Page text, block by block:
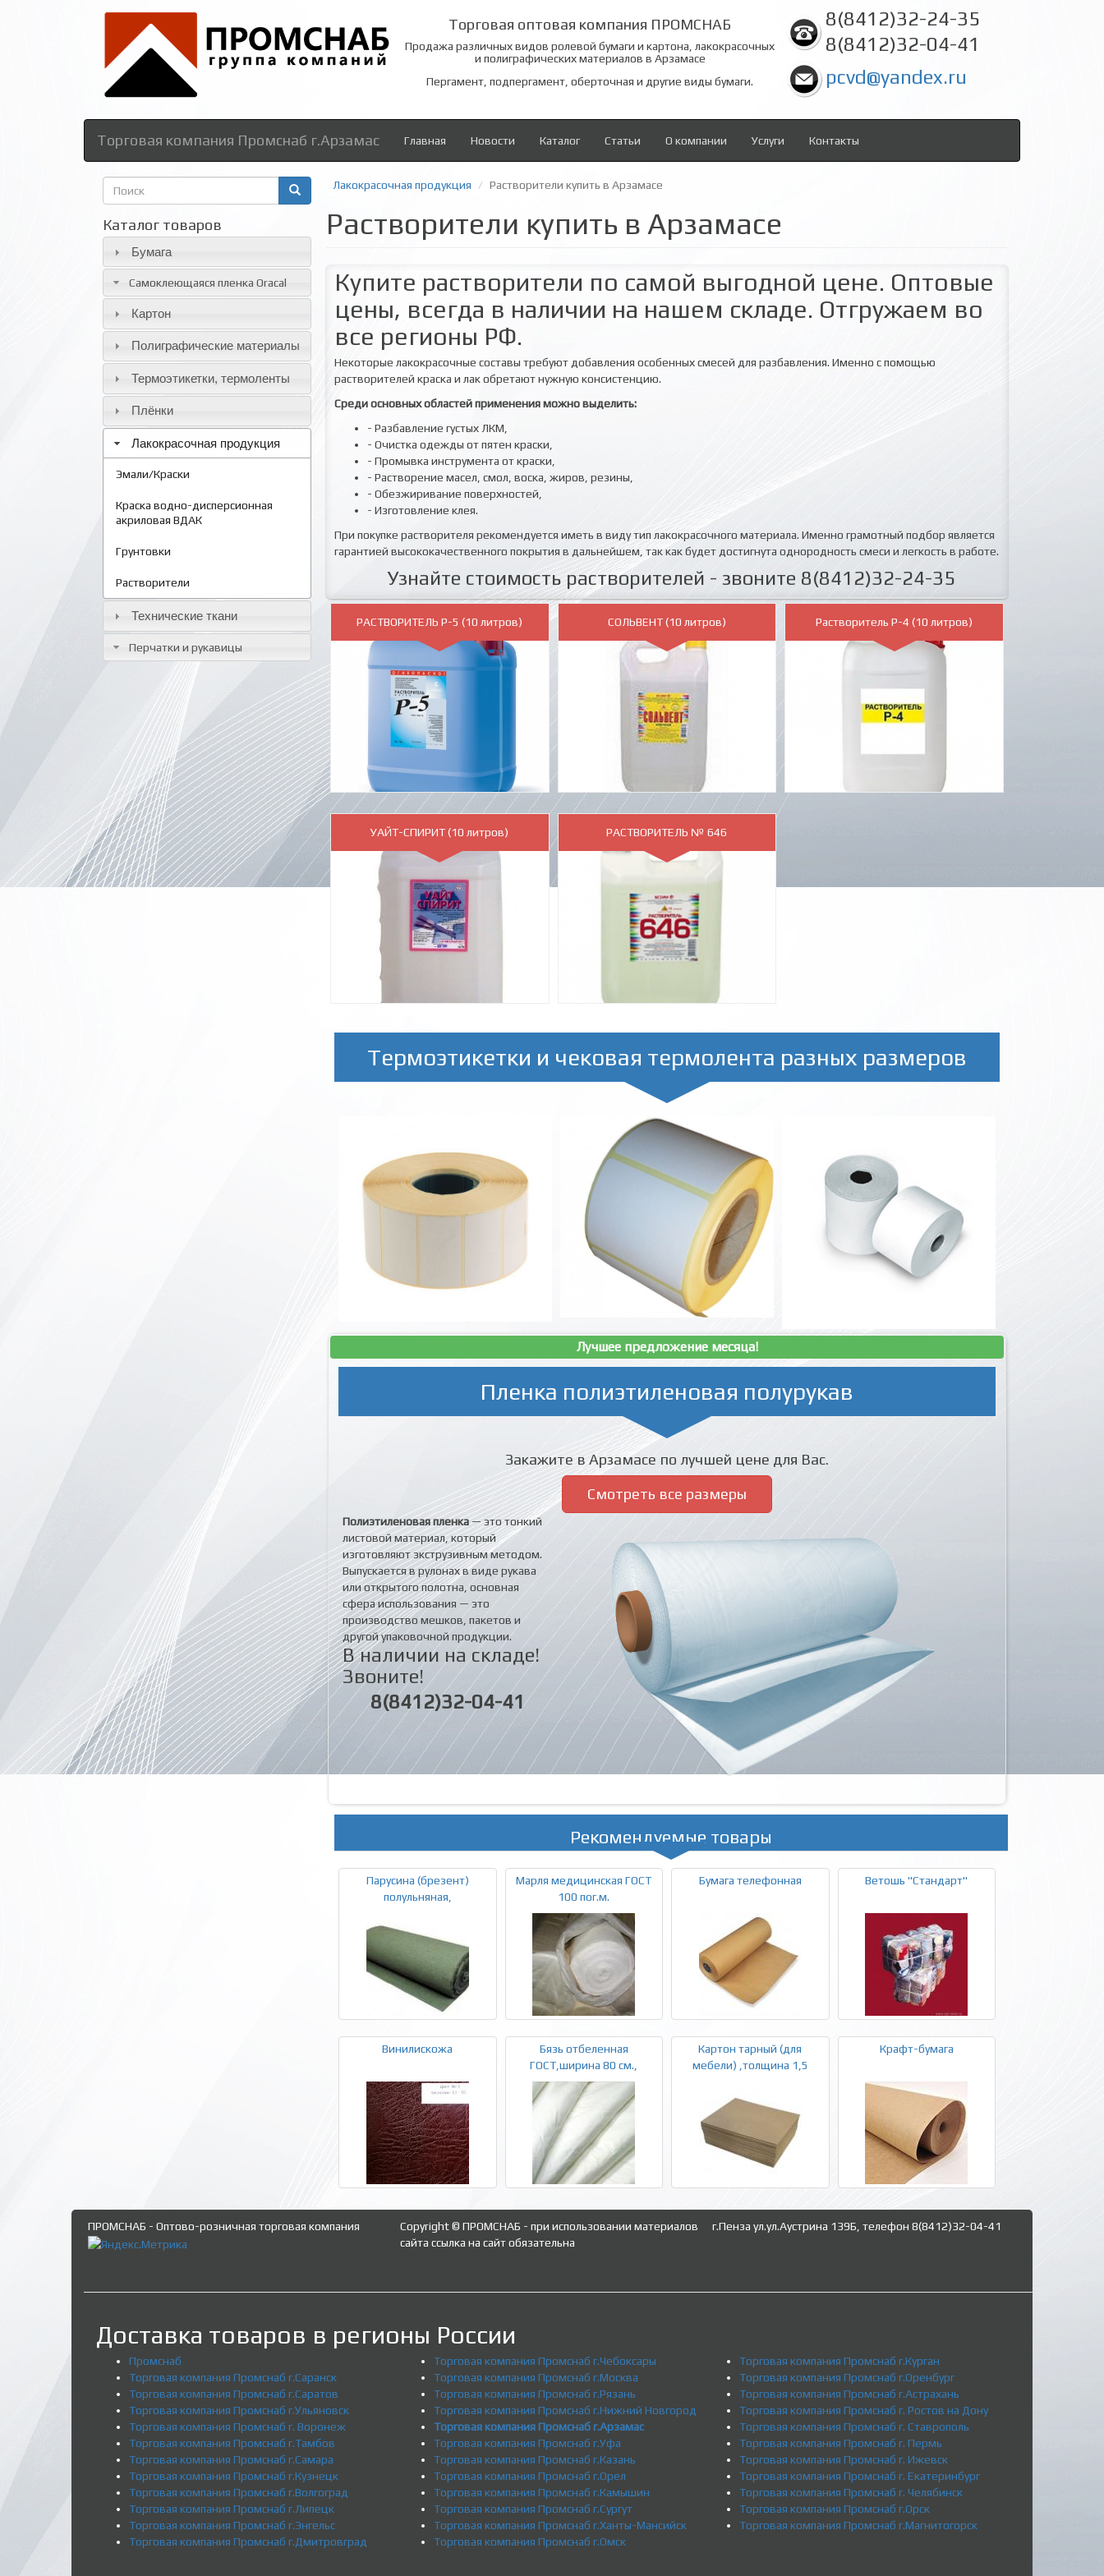
Торговая оптовая компания ПРОМСНАБ
Продажа различных видов ролевой бумаги и картона, лакокрасочных
и полиграфических материалов в Арзамасе
Пергамент, подпергамент, оберточная и другие виды бумаги.
8(8412)32-24-35
8(8412)32-04-41
pcvd@yandex.ru
Торговая компания Промснаб г.Арзамас Главная Новости Каталог Статьи О компании Услуги Контакты
Форма
поиска
Каталог товаров
Бумага
Самоклеющаяся пленка Oracal
Картон
Полиграфические материалы
Термоэтикетки, термоленты
Плёнки
Лакокрасочная продукция
Эмали/Краски
Краска водно-дисперсионная
акриловая ВДАК
Грунтовки
Растворители
Технические ткани
Перчатки и рукавицы
Лакокрасочная продукция Растворители купить в Арзамасе
Растворители купить в Арзамасе
Купите растворители по самой выгодной цене. Оптовые
цены, всегда в наличии на нашем складе. Отгружаем во
все регионы РФ.
Некоторые лакокрасочные составы требуют добавления особенных смесей для разбавления. Именно с помощью
растворителей краска и лак обретают нужную консистенцию.
Среди основных областей применения можно выделить:
- Разбавление густых ЛКМ,
- Очистка одежды от пятен краски,
- Промывка инструмента от краски,
- Растворение масел, смол, воска, жиров, резины,
- Обезжиривание поверхностей,
- Изготовление клея.
При покупке растворителя рекомендуется иметь в виду тип лакокрасочного материала. Именно грамотный подбор является
гарантией высококачественного покрытия в дальнейшем, так как будет достигнута однородность смеси и легкость в работе.
Узнайте стоимость растворителей - звоните 8(8412)32-24-35
РАСТВОРИТЕЛЬ Р-5 (10 литров) СОЛЬВЕНТ (10 литров) Растворитель Р-4 (10 литров)
УАЙТ-СПИРИТ (10 литров) РАСТВОРИТЕЛЬ № 646
Термоэтикетки и чековая термолента разных размеров
Лучшее предложение месяца!
Пленка полиэтиленовая полурукав
Закажите в Арзамасе по лучшей цене для Вас.
Смотреть все размеры
Полиэтиленовая пленка— это тонкий
листовой материал, который
изготовляют экструзивным методом.
Выпускается в рулонах в виде рукава
или открытого полотна, основная
сфера использования — это
производство мешков, пакетов и
другой упаковочной продукции.
В наличии на складе!
Звоните!
8(8412)32-04-41
Рекомендуемые товары
Парусина (брезент)
полульняная,
Марля медицинская ГОСТ
100 пог.м.
Бумага телефонная Ветошь "Стандарт"
Винилискожа
Бязь отбеленная
ГОСТ,ширина 80 см.,
Картон тарный (для
мебели) ,толщина 1,5
Крафт-бумага
ПРОМСНАБ - Оптово-розничная торговая компания
Copyright © ПРОМСНАБ - при использовании материалов
сайта ссылка на сайт обязательна
г.Пенза ул.ул.Аустрина 139Б, телефон 8(8412)32-04-41
Доставка товаров в регионы России
Промснаб
Торговая компания Промснаб г.Саранск
Торговая компания Промснаб г.Саратов
Торговая компания Промснаб г.Ульяновск
Торговая компания Промснаб г. Воронеж
Торговая компания Промснаб г.Тамбов
Торговая компания Промснаб г.Самара
Торговая компания Промснаб г.Кузнецк
Торговая компания Промснаб г.Волгоград
Торговая компания Промснаб г.Липецк
Торговая компания Промснаб г.Энгельс
Торговая компания Промснаб г.Дмитровград
Торговая компания Промснаб г.Чебоксары
Торговая компания Промснаб г.Москва
Торговая компания Промснаб г.Рязань
Торговая компания Промснаб г.Нижний Новгород
Торговая компания Промснаб г.Арзамас
Торговая компания Промснаб г.Уфа
Торговая компания Промснаб г.Казань
Торговая компания Промснаб г.Орел
Торговая компания Промснаб г.Камышин
Торговая компания Промснаб г.Сургут
Торговая компания Промснаб г.Ханты-Мансийск
Торговая компания Промснаб г.Омск
Торговая компания Промснаб г.Курган
Торговая компания Промснаб г.Оренбург
Торговая компания Промснаб г.Астрахань
Торговая компания Промснаб г. Ростов на Дону
Торговая компания Промснаб г. Ставрополь
Торговая компания Промснаб г. Пермь
Торговая компания Промснаб г. Ижевск
Торговая компания Промснаб г. Екатеринбург
Торговая компания Промснаб г. Челябинск
Торговая компания Промснаб г.Орск
Торговая компания Промснаб г.Магнитогорск